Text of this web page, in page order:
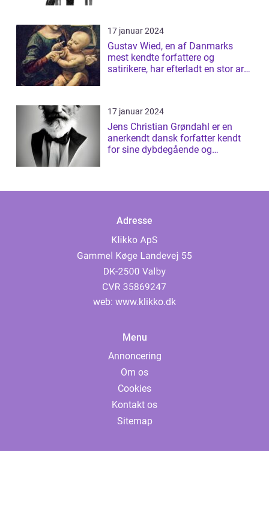
17 januar 2024
Gustav Wied, en af Danmarks
mest kendte forfattere og
satirikere, har efterladt en stor arv
17 januar 2024
Jens Christian Grøndahl er en
anerkendt dansk forfatter kendt
for sine dybdegående og
Adresse
web: www.klikko.dk
Menu
Annoncering
Om os
Cookies
Kontakt os
Sitemap